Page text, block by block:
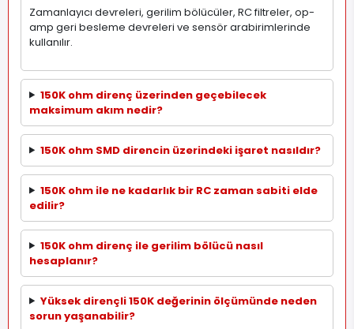
Zamanlayıcı devreleri, gerilim bölücüler, RC filtreler, op-
amp geri besleme devreleri ve sensör arabirimlerinde
kullanılır.
150K ohm direnç üzerinden geçebilecek
maksimum akım nedir?
150K ohm SMD direncin üzerindeki işaret nasıldır?
150K ohm ile ne kadarlık bir RC zaman sabiti elde
edilir?
150K ohm direnç ile gerilim bölücü nasıl
hesaplanır?
Yüksek dirençli 150K değerinin ölçümünde neden
sorun yaşanabilir?